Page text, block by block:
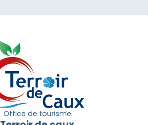
Office de tourisme